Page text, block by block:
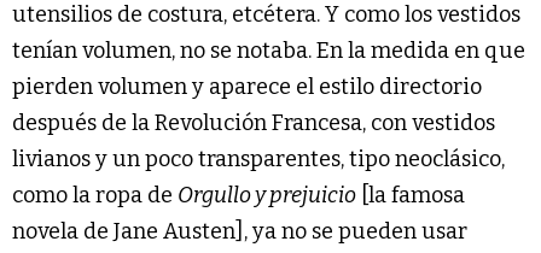
utensilios de costura, etcétera. Y como los vestidos
tenían volumen, no se notaba. En la medida en que
pierden volumen y aparece el estilo directorio
después de la Revolución Francesa, con vestidos
livianos y un poco transparentes, tipo neoclásico,
como la ropa de Orgullo y prejuicio [la famosa
novela de Jane Austen], ya no se pueden usar